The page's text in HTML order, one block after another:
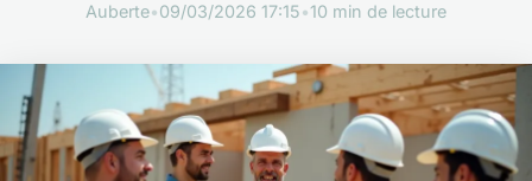
Auberte•09/03/2026 17:15•10 min de lecture